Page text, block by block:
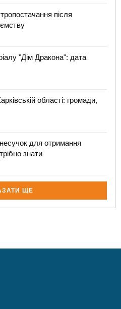
після
"Дім Дракона": дата
області: громади,
для отримання
знати
ЩЕ